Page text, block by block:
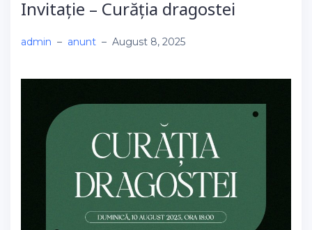
Invitație – Curăția dragostei
admin – anunt – August 8, 2025